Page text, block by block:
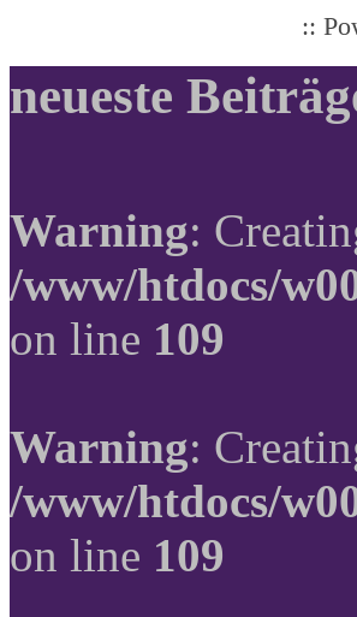
::
neueste
Warning:
/www/htdocs/
on line 109
Warning:
/www/htdocs/
on line 109